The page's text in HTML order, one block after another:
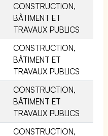
CONSTRUCTION,
BÂTIMENT ET
TRAVAUX PUBLICS
CONSTRUCTION,
BÂTIMENT ET
TRAVAUX PUBLICS
CONSTRUCTION,
BÂTIMENT ET
TRAVAUX PUBLICS
CONSTRUCTION,